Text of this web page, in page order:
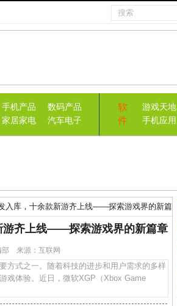
手机产品
数码产品
家居家电
汽车电子
软
件
游戏天地
手机应用
入库，十余款新游齐上线——探索游戏界的新篇
游齐上线——探索游戏界的新篇章
部 来源：互联网
式之一。随着科技的进步和用户需求的多样
戏体验。近日，微软XGP（Xbox Game